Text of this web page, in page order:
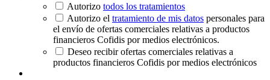
Autorizo todos los tratamientos
Autorizo el tratamiento de mis datos personales para
el envío de ofertas comerciales relativas a productos
financieros Cofidis por medios electrónicos.
Deseo recibir ofertas comerciales relativas a
productos financieros Cofidis por medios electrónicos